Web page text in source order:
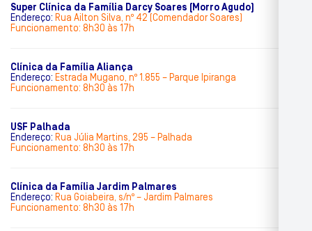
Super Clínica da Família Darcy Soares (Morro Agudo)
Endereço: Rua Ailton Silva, nº 42 (Comendador Soares)
Funcionamento: 8h30 às 17h
Clínica da Família Aliança
Endereço: Estrada Mugano, nº 1.855 – Parque Ipiranga
Funcionamento: 8h30 às 17h
USF Palhada
Endereço: Rua Júlia Martins, 295 – Palhada
Funcionamento: 8h30 às 17h
Clínica da Família Jardim Palmares
Endereço: Rua Goiabeira, s/nº – Jardim Palmares
Funcionamento: 8h30 às 17h